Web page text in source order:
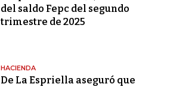
del saldo Fepc del segundo
trimestre de 2025
HACIENDA
De La Espriella aseguró que